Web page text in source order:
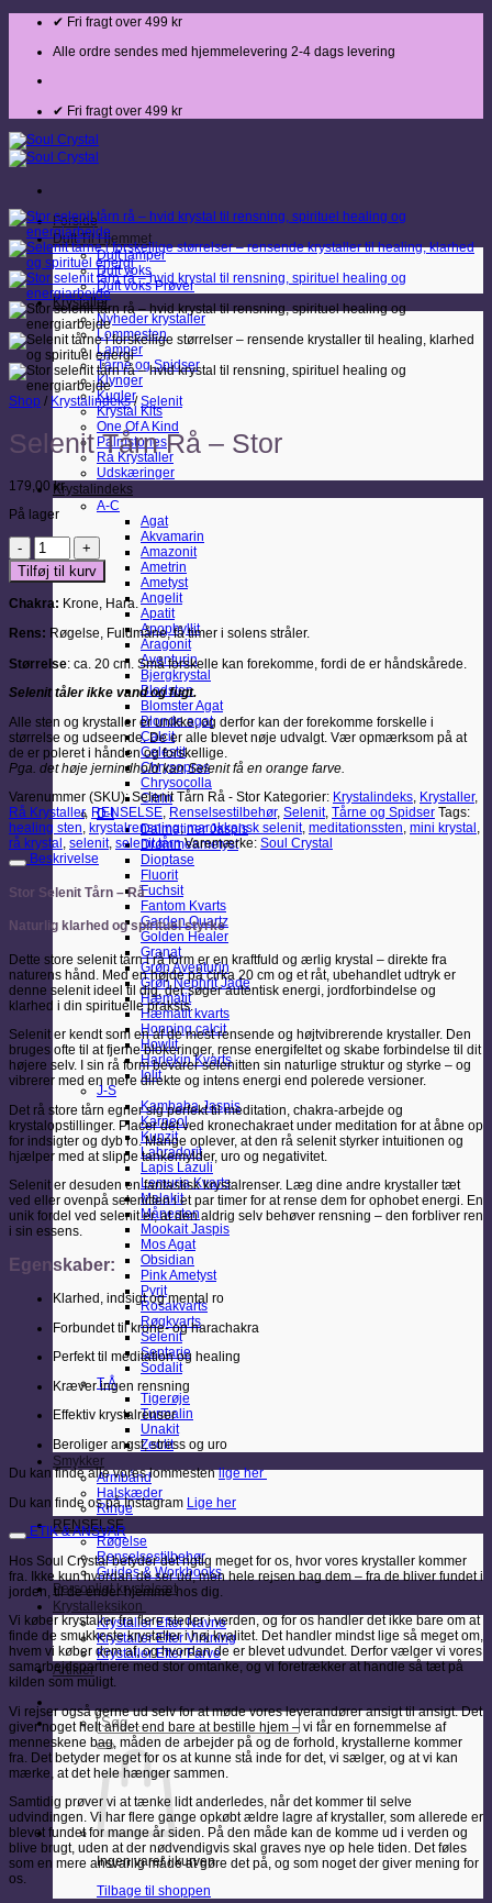
Fortsæt
indhold
✔ Fri fragt over 499 kr
Alle ordre sendes med hjemmelevering 2-4 dags levering
✔ Fri fragt over 499 kr
Forside
Duft Til Hjemmet
Duft lamper
Duft voks
Duft voks Prøver
Krystaller
Nyheder krystaller
Lommesten
Lamper
Tårne og Spidser
Klynger
Kugler
Krystal Kits
One Of A Kind
Palmstones
Rå Krystaller
Udskæringer
Krystalindeks
A-C
Agat
Akvamarin
Amazonit
Ametrin
Ametyst
Angelit
Apatit
Apophyllit
Aragonit
Aventurin
Bjergkrystal
Blodsten
Blomster Agat
Blonde agat
Calcit
Celestit
Chrysopras
Chrysocolla
Citrin
D-I
Dalmatiner Jaspis
Drømmeametyst
Dioptase
Fluorit
Fuchsit
Fantom Kvarts
Garden Quartz
Golden Healer
Granat
Grøn Aventurin
Grøn Nephrit Jade
Hæmatit
Hæmatit kvarts
Honning calcit
Howlit
Harlekin Kvarts
Iolit
J-S
Kambaba Jaspis
Karneol
Kunzit
Labradorit
Lapis Lazuli
Lemuria Kvarts
Malakit
Månesten
Mookait Jaspis
Mos Agat
Obsidian
Pink Ametyst
Pyrit
Rosakvarts
Røgkvarts
Selenit
Septarie
Sodalit
T-Å
Tigerøje
Turmalin
Unakit
Zeolit
Smykker
Armbånd
Halskæder
Ringe
RENSELSE
Røgelse
Renselsestilbehør
Guides & Workbooks
Personligt krystalsæt
Krystalleksikon
Krystaller Efter Navne
Krystaller Efter Virkning
Krystaller Efter Farve
Artikler
Søg
efter:
Ingen varer i kurven.
Tilbage til shoppen
Shop / Krystalindeks / Selenit
Selenit Tårn Rå – Stor
179,00kr.
På lager
Selenit
Tårn
Rå
Stor
Tilføj til kurv
Chakra: Krone, Hara.
Rens: Røgelse, Fuldmåne, få timer i solens stråler.
Størrelse: ca. 20 cm. Små forskelle kan forekomme, fordi de er håndskårede.
Selenit tåler ikke vand og fugt.
Alle sten og krystaller er unikke, og derfor kan der forekomme forskelle i
størrelse og udseende. De er alle blevet nøje udvalgt. Vær opmærksom på at
de er poleret i hånden og forskellige.
Pga. det høje jernindhold kan Selenit få en orange farve.
Varenummer (SKU):Selenit Tårn Rå - Stor Kategorier: Krystalindeks, Krystaller,
Rå Krystaller, RENSELSE, Renselsestilbehør, Selenit, Tårne og Spidser Tags:
healing sten, krystalrensning,marokkansk selenit, meditationssten, mini krystal ,
rå krystal , selenit, selenit tårn Varemærke: Soul Crystal
Beskrivelse
Stor Selenit Tårn – Rå
Naturlig klarhed og spirituel styrke
Dette store selenit tårn i rå form er en kraftfuld og ærlig krystal – direkte fra
naturens hånd. Med en højde på cirka 20 cm og et råt, ubehandlet udtryk er
denne selenit ideel til dig, der søger autentisk energi, jordforbindelse og
klarhed i din spirituelle praksis.
Selenit er kendt som en af de mest rensende og højtvibrerende krystaller. Den
bruges ofte til at fjerne blokeringer, rense energifeltet og skabe forbindelse til dit
højere selv. I sin rå form bevarer selenitten sin naturlige struktur og styrke – og
vibrerer med en mere direkte og intens energi end polerede versioner.
Det rå store tårn egner sig perfekt til meditation, chakra-arbejde og
krystalopstillinger. Placer det ved kronechakraet under meditation for at åbne op
for indsigter og dyb ro. Mange oplever, at den rå selenit styrker intuitionen og
hjælper med at slippe tankemylder, uro og negativitet.
Selenit er desuden en fantastisk krystalrenser. Læg dine andre krystaller tæt
ved eller ovenpå selenitten i et par timer for at rense dem for ophobet energi. En
unik fordel ved selenit er, at den aldrig selv behøver rensning – den forbliver ren
i sin essens.
Egenskaber:
Klarhed, indsigt og mental ro
Forbundet til krone- og harachakra
Perfekt til meditation og healing
Kræver ingen rensning
Effektiv krystalrenser
Beroliger angst, stress og uro
Du kan finde alle vores lommestenlige her
Du kan finde os på Instagram Lige her
ETIK & ANSVAR
Hos Soul Crystal betyder det rigtig meget for os, hvor vores krystaller kommer
fra. Ikke kun hvordan de ser ud, men hele rejsen bag dem – fra de bliver fundet i
jorden, til de ender hjemme hos dig.
Vi køber krystaller fra flere steder i verden, og for os handler det ikke bare om at
finde de smukkeste krystaller i høj kvalitet. Det handler mindst lige så meget om,
hvem vi køber dem af, og hvordan de er blevet udvundet. Derfor vælger vi vores
samarbejdspartnere med stor omtanke, og vi foretrækker at handle så tæt på
kilden som muligt.
Vi rejser også gerne ud selv for at møde vores leverandører ansigt til ansigt. Det
giver noget helt andet end bare at bestille hjem – vi får en fornemmelse af
menneskene bag, måden de arbejder på og de forhold, krystallerne kommer
fra. Det betyder meget for os at kunne stå inde for det, vi sælger, og at vi kan
mærke, at det hele hænger sammen.
Samtidig prøver vi at tænke lidt anderledes, når det kommer til selve
udvindingen. Vi har flere gange opkøbt ældre lagre af krystaller, som allerede er
blevet fundet for mange år siden. På den måde kan de komme ud i verden og
blive brugt, uden at der nødvendigvis skal graves nye op hele tiden. Det føles
som en mere ansvarlig måde at gøre det på, og som noget der giver mening for
os.